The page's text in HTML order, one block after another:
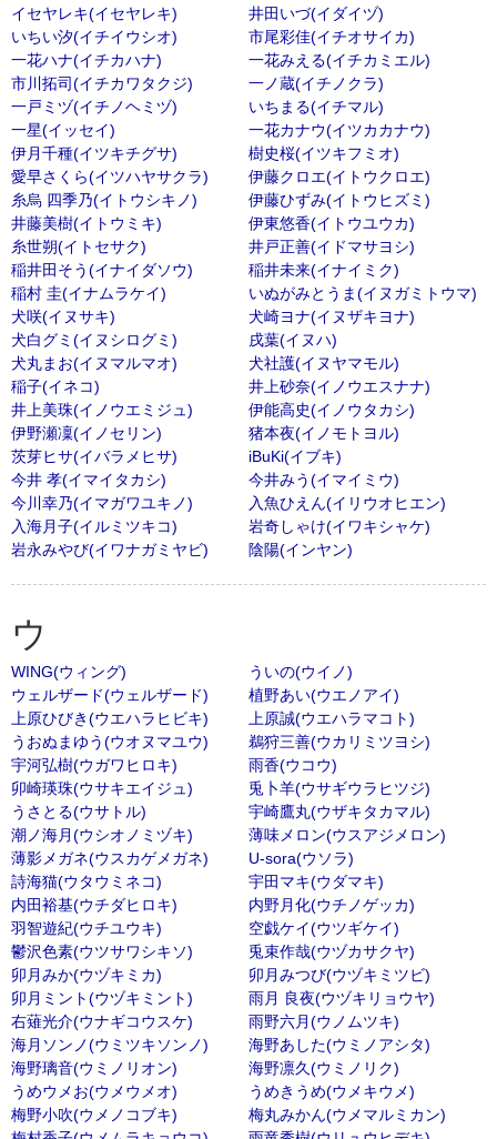
イセヤレキ(イセヤレキ)
井田いづ(イダイヅ)
いちい汐(イチイウシオ)
市尾彩佳(イチオサイカ)
一花ハナ(イチカハナ)
一花みえる(イチカミエル)
市川拓司(イチカワタクジ)
一ノ蔵(イチノクラ)
一戸ミヅ(イチノヘミヅ)
いちまる(イチマル)
一星(イッセイ)
一花カナウ(イツカカナウ)
伊月千種(イツキチグサ)
樹史桜(イツキフミオ)
愛早さくら(イツハヤサクラ)
伊藤クロエ(イトウクロエ)
糸烏 四季乃(イトウシキノ)
伊藤ひずみ(イトウヒズミ)
井藤美樹(イトウミキ)
伊東悠香(イトウユウカ)
糸世朔(イトセサク)
井戸正善(イドマサヨシ)
稲井田そう(イナイダソウ)
稲井未来(イナイミク)
稲村 圭(イナムラケイ)
いぬがみとうま(イヌガミトウマ)
犬咲(イヌサキ)
犬崎ヨナ(イヌザキヨナ)
犬白グミ(イヌシログミ)
戌葉(イヌハ)
犬丸まお(イヌマルマオ)
犬社護(イヌヤマモル)
稲子(イネコ)
井上砂奈(イノウエスナナ)
井上美珠(イノウエミジュ)
伊能高史(イノウタカシ)
伊野瀬凜(イノセリン)
猪本夜(イノモトヨル)
茨芽ヒサ(イバラメヒサ)
iBuKi(イブキ)
今井 孝(イマイタカシ)
今井みう(イマイミウ)
今川幸乃(イマガワユキノ)
入魚ひえん(イリウオヒエン)
入海月子(イルミツキコ)
岩奇しゃけ(イワキシャケ)
岩永みやび(イワナガミヤビ)
陰陽(インヤン)
ウ
WING(ウィング)
ういの(ウイノ)
ウェルザード(ウェルザード)
植野あい(ウエノアイ)
上原ひびき(ウエハラヒビキ)
上原誠(ウエハラマコト)
うおぬまゆう(ウオヌマユウ)
鵜狩三善(ウカリミツヨシ)
宇河弘樹(ウガワヒロキ)
雨香(ウコウ)
卯崎瑛珠(ウサキエイジュ)
兎卜羊(ウサギウラヒツジ)
うさとる(ウサトル)
宇崎鷹丸(ウザキタカマル)
潮ノ海月(ウシオノミヅキ)
薄味メロン(ウスアジメロン)
薄影メガネ(ウスカゲメガネ)
U-sora(ウソラ)
詩海猫(ウタウミネコ)
宇田マキ(ウダマキ)
内田裕基(ウチダヒロキ)
内野月化(ウチノゲッカ)
羽智遊紀(ウチユウキ)
空戯ケイ(ウツギケイ)
鬱沢色素(ウツサワシキソ)
兎束作哉(ウヅカサクヤ)
卯月みか(ウヅキミカ)
卯月みつび(ウヅキミツビ)
卯月ミント(ウヅキミント)
雨月 良夜(ウヅキリョウヤ)
右薙光介(ウナギコウスケ)
雨野六月(ウノムツキ)
海月ソンノ(ウミツキソンノ)
海野あした(ウミノアシタ)
海野璃音(ウミノリオン)
海野凛久(ウミノリク)
うめウメお(ウメウメオ)
うめきうめ(ウメキウメ)
梅野小吹(ウメノコブキ)
梅丸みかん(ウメマルミカン)